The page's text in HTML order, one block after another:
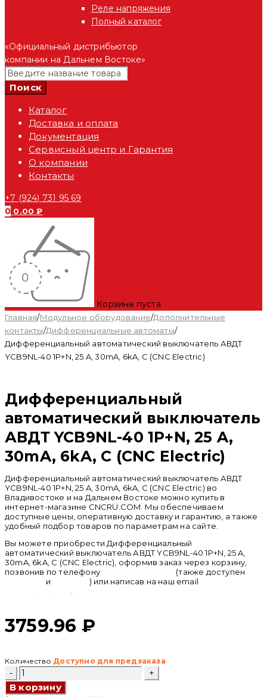
Реле напряжения
Полный каталог
«Официальный дистрибьютор
компании на Дальнем Востоке»
Каталог
Доставка и оплата
Документация
Сервисный центр и Гарантия
О компании
Контакты
+7 (924) 731 95 69
0 0.00₽
Корзина пуста
Главная/Модульное оборудование/Дополнительные
контакты/Дифференциальные автоматы/
Дифференциальный автоматический выключатель АВДТ
YCB9NL-40 1P+N, 25 A, 30mA, 6kA, C (CNC Electric)
Дифференциальный
автоматический выключатель
АВДТ YCB9NL-40 1P+N, 25 A,
30mA, 6kA, C (CNC Electric)
Дифференциальный автоматический выключатель АВДТ
YCB9NL-40 1P+N, 25 A, 30mA, 6kA, C (CNC Electric) во
Владивостоке и на Дальнем Востоке можно купить в
интернет-магазине CNCRU.COM. Мы обеспечиваем
доступные цены, оперативную доставку и гарантию, а также
удобный подбор товаров по параметрам на сайте.
Вы можете приобрести Дифференциальный
автоматический выключатель АВДТ YCB9NL-40 1P+N, 25 A,
30mA, 6kA, C (CNC Electric), оформив заказ через корзину,
позвонив по телефону
(также доступен
и
) или написав на наш email
3759.96 ₽
Количество Доступно для предзаказа
Количество
товара
Дифференциальный
В корзину